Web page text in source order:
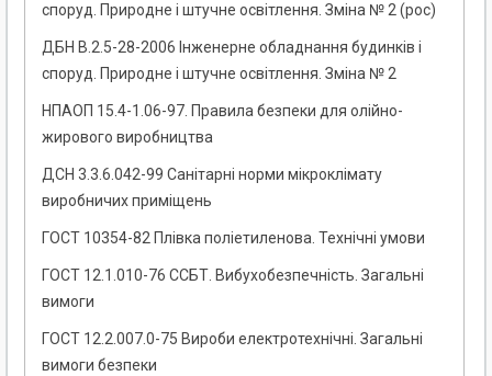
споруд. Природне і штучне освітлення. Зміна № 2 (рос)
ДБН В.2.5-28-2006 Інженерне обладнання будинків і
споруд. Природне і штучне освітлення. Зміна № 2
НПАОП 15.4-1.06-97. Правила безпеки для олійно-
жирового виробництва
ДСН 3.3.6.042-99 Санітарні норми мікроклімату
виробничих приміщень
ГОСТ 10354-82 Плівка поліетиленова. Технічні умови
ГОСТ 12.1.010-76 ССБТ. Вибухобезпечність. Загальні
вимоги
ГОСТ 12.2.007.0-75 Вироби електротехнічні. Загальні
вимоги безпеки